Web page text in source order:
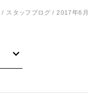
/ スタッフブログ/2017年6月